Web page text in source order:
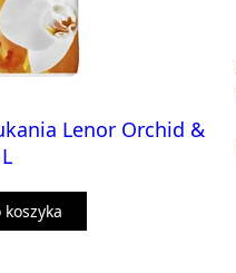
Lenor Orchid &
koszyka